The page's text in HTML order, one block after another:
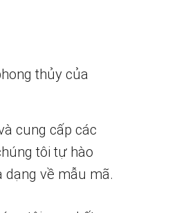
thủy của
cung cấp các
tôi tự hào
dạng về mẫu mã.